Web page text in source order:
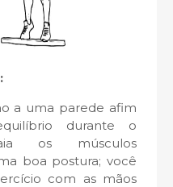
a uma parede afim
durante o
os músculos
boa postura; você
com as mãos